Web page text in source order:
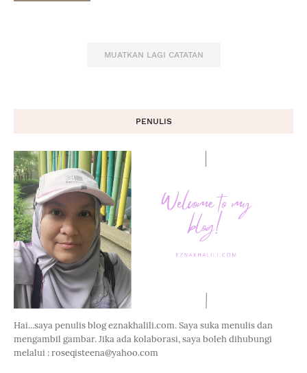
MUATKAN LAGI CATATAN
PENULIS
Hai...saya penulis blog eznakhalili.com. Saya suka menulis dan
mengambil gambar. Jika ada kolaborasi, saya boleh dihubungi
melalui : roseqisteena@yahoo.com